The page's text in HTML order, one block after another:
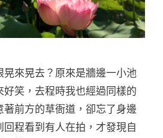
晃來晃去？原來是牆邊一小池
笑，去程時我也經過同樣的
前方的草衙道，卻忘了身邊
程看到有人在拍，才發現自